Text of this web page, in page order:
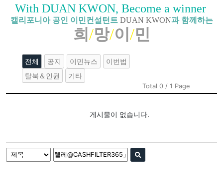
With DUAN KWON, Become a winner
캘리포니아 공인 이민컨설턴트 DUAN KWON과 함께하는
희 /망/이 /민
전체 공지 이민뉴스
이번법
탈북＆인권
기타
Total 0 / 1 Page
게시물이 없습니다.